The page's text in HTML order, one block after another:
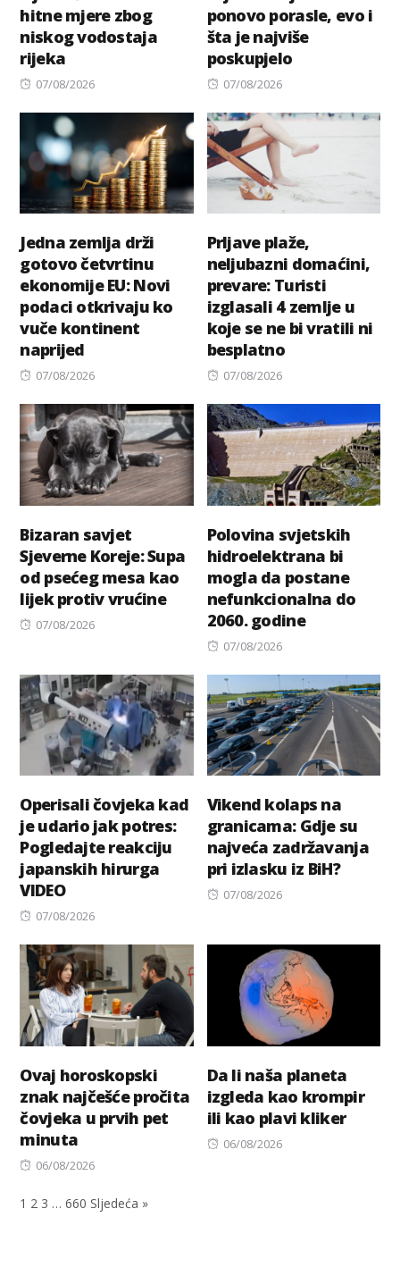
hitne mjere zbog
niskog vodostaja
rijeka
Posted
07/08/2026
ponovo porasle, evo i
šta je najviše
poskupjelo
Posted
07/08/2026
Jedna zemlja drži
gotovo četvrtinu
ekonomije EU: Novi
podaci otkrivaju ko
vuče kontinent
naprijed
Posted
07/08/2026
Prljave plaže,
neljubazni domaćini,
prevare: Turisti
izglasali 4 zemlje u
koje se ne bi vratili ni
besplatno
Posted
07/08/2026
Bizaran savjet
Sjeverne Koreje: Supa
od psećeg mesa kao
lijek protiv vrućine
Posted
07/08/2026
Polovina svjetskih
hidroelektrana bi
mogla da postane
nefunkcionalna do
2060. godine
Posted
07/08/2026
Operisali čovjeka kad
je udario jak potres:
Pogledajte reakciju
japanskih hirurga
VIDEO
Posted
07/08/2026
Vikend kolaps na
granicama: Gdje su
najveća zadržavanja
pri izlasku iz BiH?
Posted
07/08/2026
Ovaj horoskopski
znak najčešće pročita
čovjeka u prvih pet
minuta
Posted
06/08/2026
Da li naša planeta
izgleda kao krompir
ili kao plavi kliker
Posted
06/08/2026
1 2 3 … 660 Sljedeća »